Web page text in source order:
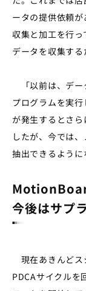
ータの提供依頼
収集と加工を行
データを収集する
「以前は、デー
プログラムを実
が発生するとさ
したが、今では
抽出できるように
今後はサプ
現在あきんどス
PDCAサイクルを